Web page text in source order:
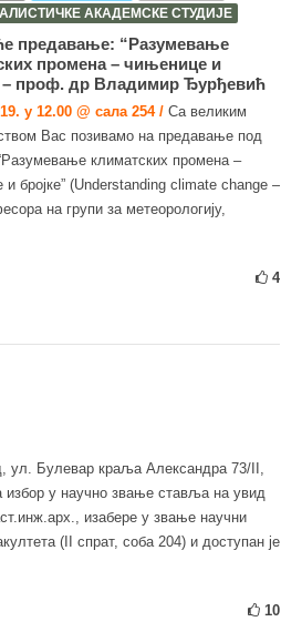
АКАДЕМСКЕ СТУДИЈЕ
предавање: “Разумевање
промена – чињенице и
– проф. др Владимир Ђурђевић
у 12.00 @ сала 254 / Са великим
Вас позивамо на предавање под
климатских промена –
бројке” (Understanding climate change –
на групи за метеорологију,
4
ул. Булевар краља Александра 73/II,
избор у научно звање ставља на увид
изабере у звање научни
(II спрат, соба 204) и доступан је
10